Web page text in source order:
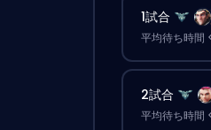
1試合
平均待ち時間
2試合
平均待ち時間